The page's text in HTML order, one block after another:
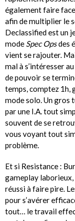
également faire
afin de multiplier le
Declassified est un
mode Spec Opsdes
vient se rajouter.
mal à s’intéresser
de pouvoir se
temps, comptez 1h,
mode solo. Un gros
par une I.A. tout
souvent de se
vous voyant tout
problème.
Et si Resistance :
gameplay
réussi à faire pire.
pour s’avérer
tout… le travail